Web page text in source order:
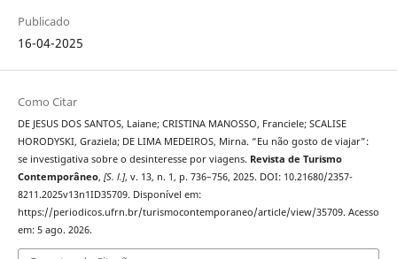
Publicado
16-04-2025
Como Citar
DE JESUS DOS SANTOS, Laiane; CRISTINA MANOSSO, Franciele; SCALISE
HORODYSKI, Graziela; DE LIMA MEDEIROS, Mirna. “Eu não gosto de viajar”:
se investigativa sobre o desinteresse por viagens. Revista de Turismo
Contemporâneo, [S. l.], v. 13, n. 1, p. 736–756, 2025. DOI: 10.21680/2357-
8211.2025v13n1ID35709. Disponível em:
https://periodicos.ufrn.br/turismocontemporaneo/article/view/35709. Acesso
em: 5 ago. 2026.